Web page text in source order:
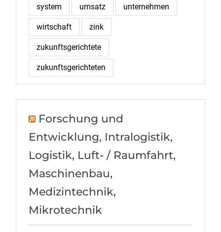
system umsatz unternehmen
wirtschaft zink
zukunftsgerichtete
zukunftsgerichteten
Forschung und
Entwicklung, Intralogistik,
Logistik, Luft- / Raumfahrt,
Maschinenbau,
Medizintechnik,
Mikrotechnik